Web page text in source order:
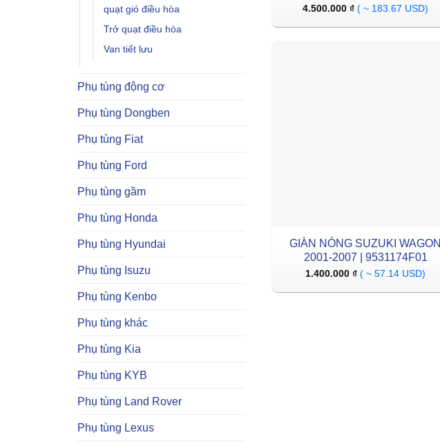
quạt gió điều hòa
Trở quạt điều hòa
Van tiết lưu
Phụ tùng động cơ
Phụ tùng Dongben
Phụ tùng Fiat
Phụ tùng Ford
Phụ tùng gầm
Phụ tùng Honda
Phụ tùng Hyundai
Phụ tùng Isuzu
Phụ tùng Kenbo
Phụ tùng khác
Phụ tùng Kia
Phụ tùng KYB
Phụ tùng Land Rover
Phụ tùng Lexus
4.500.000₫ ( ~ 183.67 USD)
GIÀN NÓNG SUZUKI WAGON
2001-2007 | 9531174F01
1.400.000₫ ( ~ 57.14 USD)